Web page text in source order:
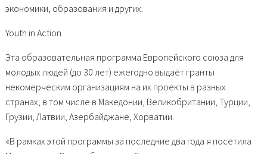
экономики, образования и других.
Youth in Action
Эта образовательная программа Европейского союза для
молодых людей (до 30 лет) ежегодно выдаёт гранты
некомерческим организациям на их проекты в разных
странах, в том числе в Македонии, Великобритании, Турции,
Грузии, Латвии, Азербайджане, Хорватии.
«В рамках этой программы за последние два года я посетила